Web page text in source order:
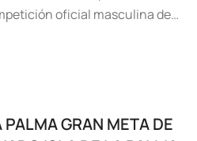
oficial masculina de…
GRAN META DE